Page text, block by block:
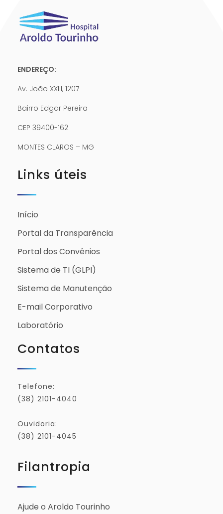
ENDEREÇO:
Av. João XXIII, 1207
Bairro Edgar Pereira
CEP 39400-162
MONTES CLAROS – MG
Links úteis
Início
Portal da Transparência
Portal dos Convênios
Sistema de TI (GLPI)
Sistema de Manutenção
E-mail Corporativo
Laboratório
Contatos
Telefone:
(38) 2101-4040
Ouvidoria:
(38) 2101-4045
Filantropia
Ajude o Aroldo Tourinho